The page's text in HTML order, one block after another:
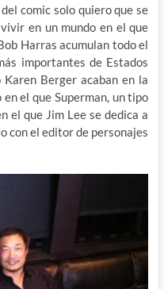
comic solo quiero que se
en un mundo en el que
Harras acumulan todo el
importantes de Estados
Berger acaban en la
el que Superman, un tipo
el que Jim Lee se dedica a
con el editor de personajes